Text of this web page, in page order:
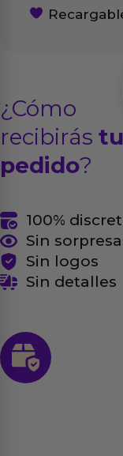
¿Cómo
recibirás tu
pedido?
100%
Sin
Sin logos
Sin detalles